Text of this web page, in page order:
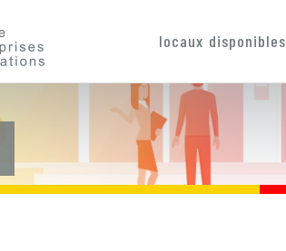
locaux disponibles